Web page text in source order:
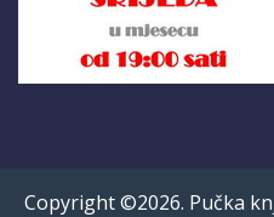
Copyright ©2026. Pučka